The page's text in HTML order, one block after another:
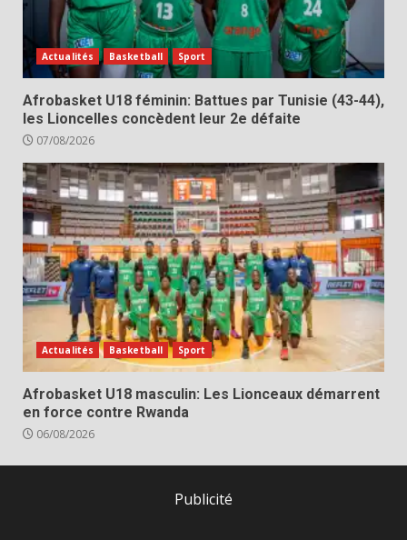
Actualités Basketball Sport
Afrobasket U18 féminin: Battues par Tunisie (43-44),
les Lioncelles concèdent leur 2e défaite
07/08/2026
Actualités Basketball Sport
Afrobasket U18 masculin: Les Lionceaux démarrent
en force contre Rwanda
06/08/2026
Publicité